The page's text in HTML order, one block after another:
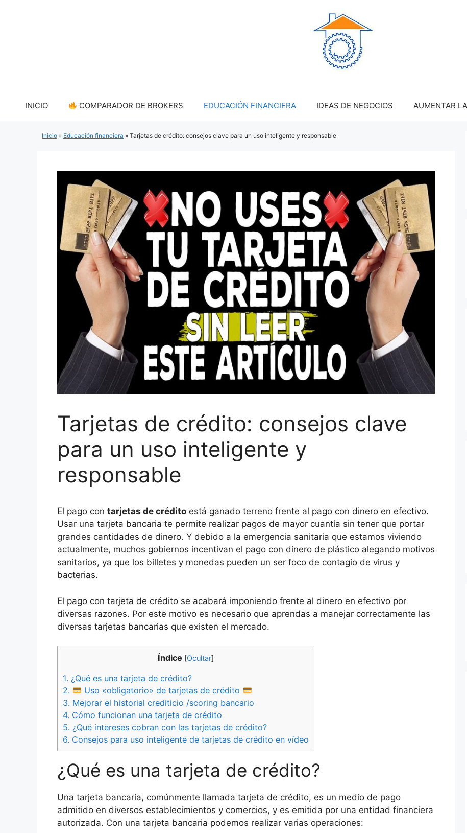
INICIO COMPARADOR DE BROKERS EDUCACIÓN FINANCIERA IDEAS DE NEGOCIOS AUMENTAR
Inicio » Educación financiera » Tarjetas de crédito: consejos clave para un uso inteligente y responsable
Tarjetas de crédito: consejos clave
para un uso inteligente y
responsable
El pago con tarjetas de crédito está ganado terreno frente al pago con dinero en efectivo.
Usar una tarjeta bancaria te permite realizar pagos de mayor cuantía sin tener que portar
grandes cantidades de dinero. Y debido a la emergencia sanitaria que estamos viviendo
actualmente, muchos gobiernos incentivan el pago con dinero de plástico alegando motivos
sanitarios, ya que los billetes y monedas pueden un ser foco de contagio de virus y
bacterias.
El pago con tarjeta de crédito se acabará imponiendo frente al dinero en efectivo por
diversas razones. Por este motivo es necesario que aprendas a manejar correctamente las
diversas tarjetas bancarias que existen el mercado.
Índice [Ocultar]
1. ¿Qué es una tarjeta de crédito?
2.
Uso «obligatorio» de tarjetas de crédito
3. Mejorar el historial crediticio /scoring bancario
4. Cómo funcionan una tarjeta de crédito
5. ¿Qué intereses cobran con las tarjetas de crédito?
6. Consejos para uso inteligente de tarjetas de crédito en vídeo
¿Qué es una tarjeta de crédito?
Una tarjeta bancaria, comúnmente llamada tarjeta de crédito, es un medio de pago
admitido en diversos establecimientos y comercios, y es emitida por una entidad financiera
autorizada. Con una tarjeta bancaria podemos realizar varias operaciones: